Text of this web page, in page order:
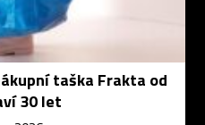
taška Frakta od
30 let